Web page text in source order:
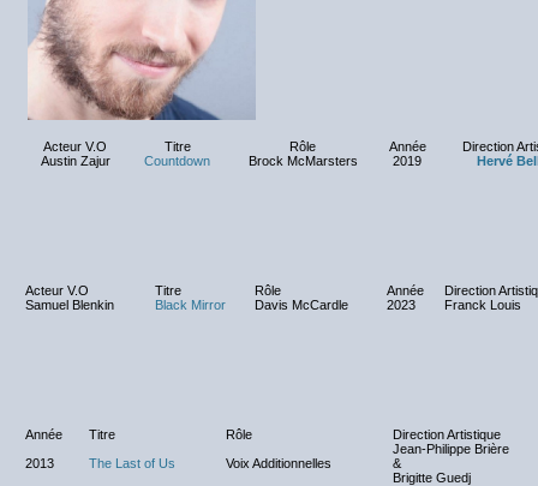
Acteur V.O Titre Rôle Année
Direction
Austin Zajur
Countdown Brock McMarsters 2019 Hervé
Acteur V.O Titre Rôle Année
Direction
Samuel Blenkin
Black Mirror Davis McCardle 2023 Franck Louis
Année Titre Rôle
Direction Artistique
2013
The Last of Us Voix Additionnelles
Jean-Philippe Brière
&
Brigitte Guedj